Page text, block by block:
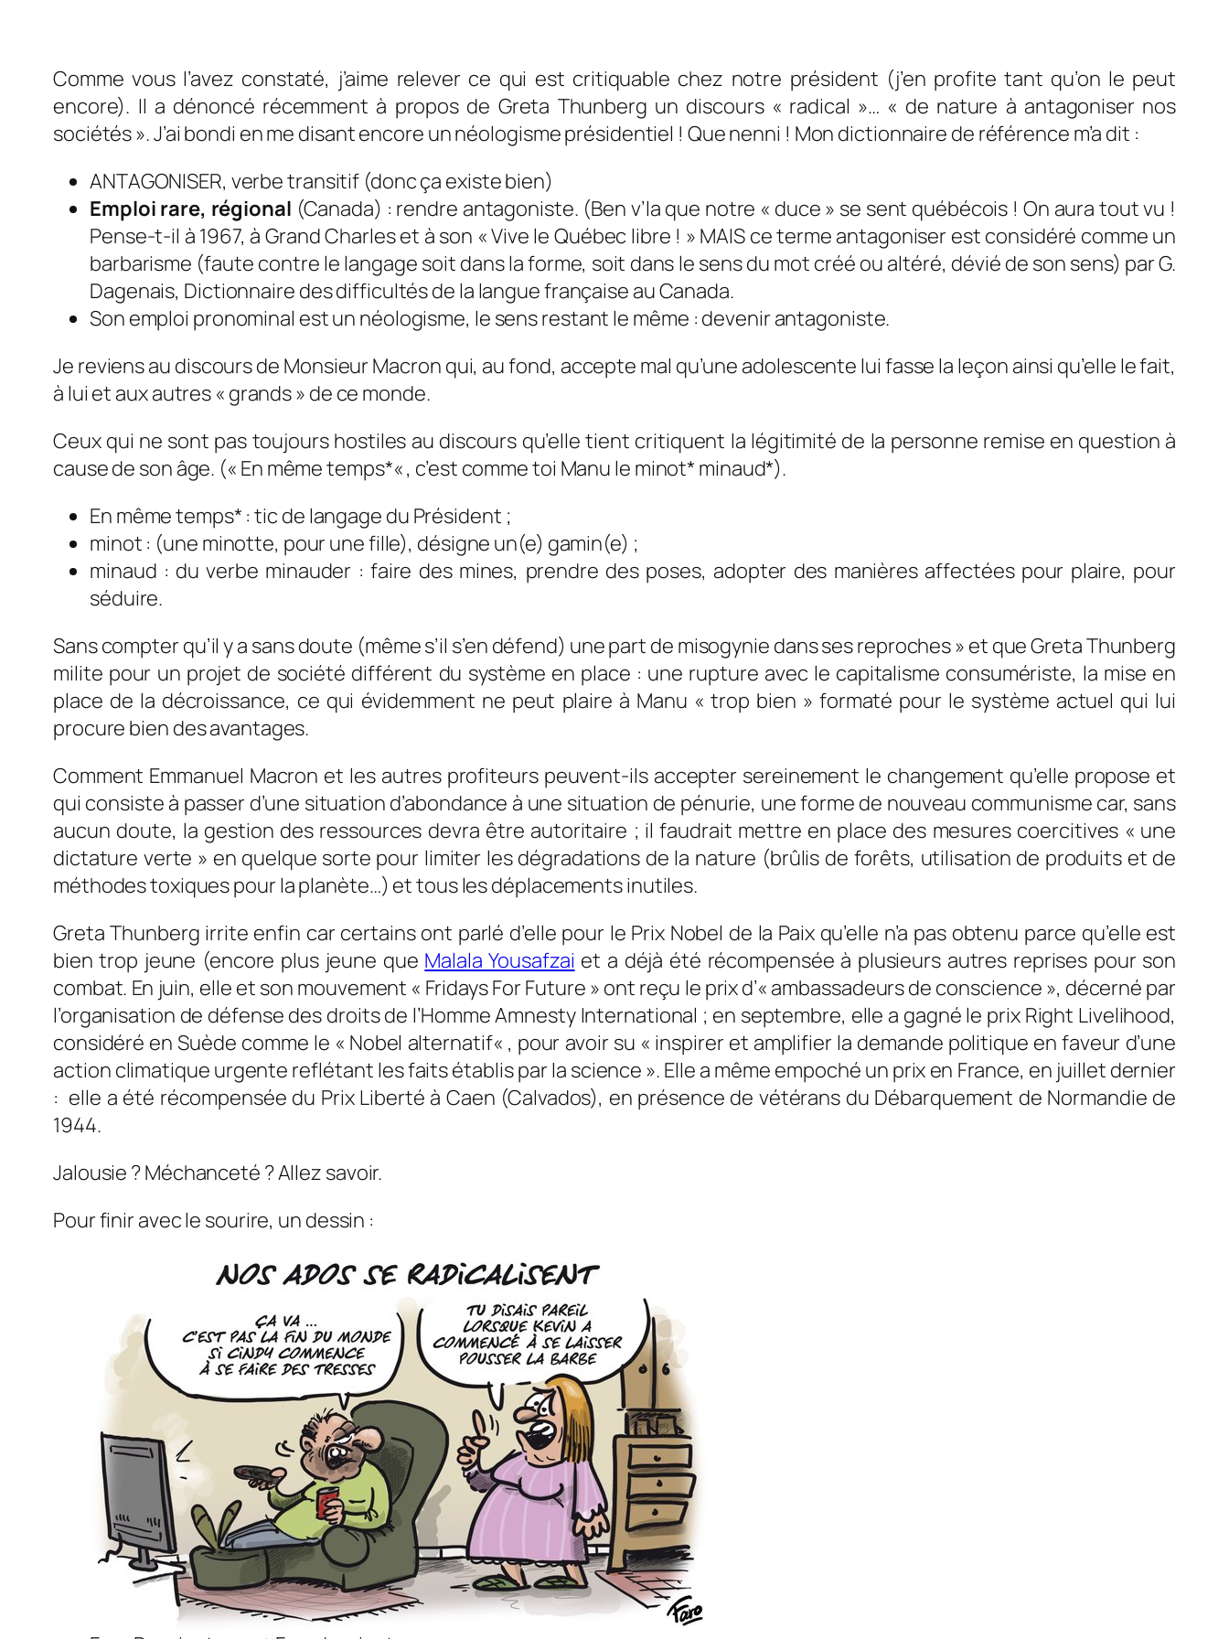
Comme vous l’avez constaté, j’aime relever ce qui est critiquable chez notre président (j’en profite tant qu’on le peut
encore). Il a dénoncé récemment à propos de Greta Thunberg un discours « radical »… « de nature à antagoniser nos
sociétés ». J’ai bondi en me disant encore un néologisme présidentiel ! Que nenni ! Mon dictionnaire de référence m’a dit :
ANTAGONISER, verbe transitif (donc ça existe bien)
Emploi rare, régional (Canada) : rendre antagoniste. (Ben v’la que notre « duce » se sent québécois ! On aura tout vu !
Pense-t-il à 1967, à Grand Charles et à son « Vive le Québec libre ! » MAIS ce terme antagoniser est considéré comme un
barbarisme (faute contre le langage soit dans la forme, soit dans le sens du mot créé ou altéré, dévié de son sens) parG.
Dagenais, Dictionnaire des difficultés de la langue française au Canada.
Son emploi pronominal est un néologisme, le sens restant le même : devenir antagoniste.
Je reviens au discours de Monsieur Macron qui, au fond, accepte mal qu’une adolescente lui fasse la leçon ainsi qu’elle le fait,
à lui et aux autres « grands » de ce monde.
Ceux qui ne sont pas toujours hostiles au discours qu’elle tient critiquent la légitimité de la personne remise en question à
cause de son âge. (« En même temps*« , c’est comme toi Manu le minot* minaud*).
En même temps* :tic de langage du Président ;
minot : (une minotte, pour une fille), désigne un(e) gamin(e) ;
minaud : du verbe minauder : faire des mines, prendre des poses, adopter des manières affectées pour plaire, pour
séduire.
Sans compter qu’il y a sans doute (même s’il s’en défend) une part de misogynie dans ses reproches » et que Greta Thunberg
milite pour un projet de société différent du système en place : une rupture avec le capitalisme consumériste, la mise en
place de la décroissance, ce qui évidemment ne peut plaire à Manu « trop bien » formaté pour le système actuel qui lui
procure bien des avantages.
Comment Emmanuel Macron et les autres profiteurs peuvent-ils accepter sereinement le changement qu’elle propose et
qui consiste à passer d’une situation d’abondance à une situation de pénurie, une forme de nouveau communisme car, sans
aucun doute, la gestion des ressources devra être autoritaire ; il faudrait mettre en place des mesures coercitives « une
dictature verte » en quelque sorte pour limiter les dégradations de la nature (brûlis de forêts, utilisation de produits et de
méthodes toxiques pour la planète…) et tous les déplacements inutiles.
Greta Thunberg irrite enfin car certains ont parlé d’elle pour le Prix Nobel de la Paix qu’elle n’a pas obtenu parce qu’elle est
bien trop jeune (encore plus jeune que Malala Yousafzai et a déjà été récompensée à plusieurs autres reprises pour son
combat. En juin, elle et son mouvement « Fridays For Future » ont reçu le prix d’« ambassadeurs de conscience », décerné par
l’organisation de défense des droits de l’Homme Amnesty International ; en septembre, elle a gagné le prix Right Livelihood,
considéré en Suède comme le « Nobel alternatif« , pour avoir su « inspirer et amplifier la demande politique en faveur d’une
action climatique urgente reflétant les faits établis par la science ». Elle a même empoché un prix en France, en juillet dernier
: elle a été récompensée du Prix Liberté à Caen (Calvados), en présence de vétérans du Débarquement de Normandie de
1944.
Jalousie ? Méchanceté ? Allez savoir.
Pour finir avec le sourire, un dessin :